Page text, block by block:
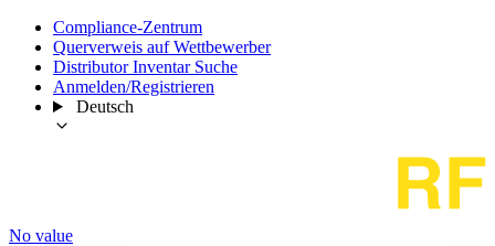
Compliance-Zentrum
Querverweis auf Wettbewerber
Distributor Inventar Suche
Anmelden/Registrieren
Deutsch
No value